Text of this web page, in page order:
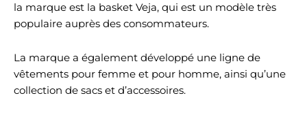
la marque est la basket Veja, qui est un modèle très
populaire auprès des consommateurs.
La marque a également développé une ligne de
vêtements pour femme et pour homme, ainsi qu’une
collection de sacs et d’accessoires.